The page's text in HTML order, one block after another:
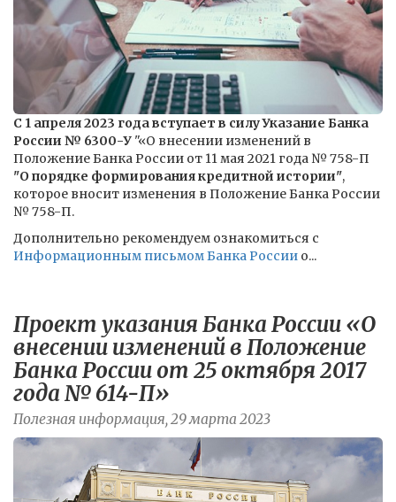
С 1 апреля 2023 года вступает в силу Указание Банка
России № 6300-У "«О внесении изменений в
Положение Банка России от 11 мая 2021 года № 758-П
"О порядке формирования кредитной истории",
которое вносит изменения в Положение Банка России
№ 758-П.
Дополнительно рекомендуем ознакомиться с
Информационным письмом Банка России о...
Проект указания Банка России «О
внесении изменений в Положение
Банка России от 25 октября 2017
года № 614-П»
Полезная информация, 29 марта 2023